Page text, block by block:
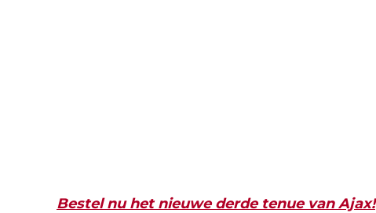
Bestel nu het nieuwe derde tenue van Ajax!